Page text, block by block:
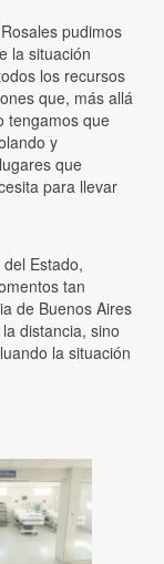
pudimos
la situación
los recursos
que, más allá
tengamos que
y
que
para llevar
Estado,
tan
de Buenos Aires
distancia, sino
la situación